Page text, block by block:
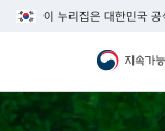
이 누리집은 대한민국